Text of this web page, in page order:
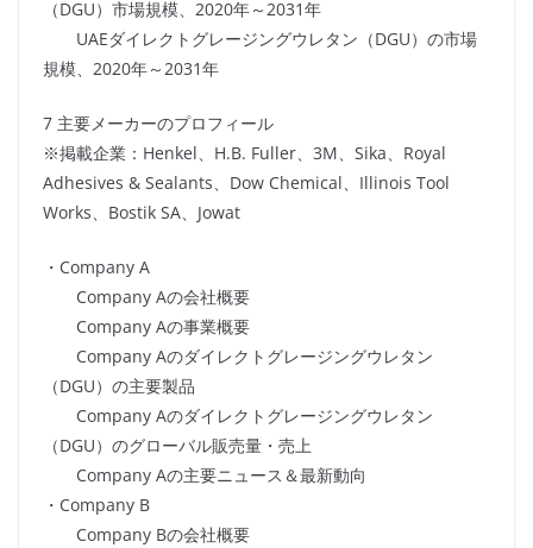
（DGU）市場規模、2020年～2031年
UAEダイレクトグレージングウレタン（DGU）の市場
規模、2020年～2031年
7 主要メーカーのプロフィール
※掲載企業：Henkel、H.B. Fuller、3M、Sika、Royal
Adhesives & Sealants、Dow Chemical、Illinois Tool
Works、Bostik SA、Jowat
・Company A
Company Aの会社概要
Company Aの事業概要
Company Aのダイレクトグレージングウレタン
（DGU）の主要製品
Company Aのダイレクトグレージングウレタン
（DGU）のグローバル販売量・売上
Company Aの主要ニュース＆最新動向
・Company B
Company Bの会社概要